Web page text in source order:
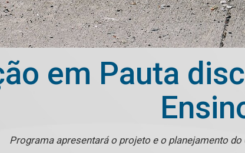
em Pauta
Programa apresentará o projeto e o planejamento